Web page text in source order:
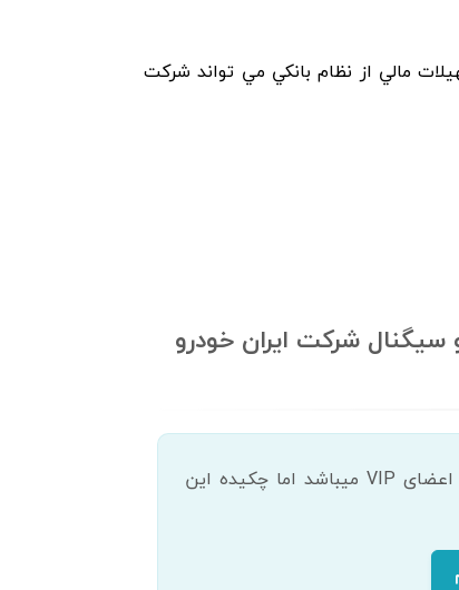
ﻣﺎﻟﻲ از ﻧﻈﺎم ﺑﺎﻧﻜﻲ ﻣﻲ ﺗﻮاﻧﺪ ﺷﺮﻛﺖ
سیگنال شرکت ایران خودرو
دسترسی کامل و به روز به این بخش از تحلیل های 300 سهم معروف بازار، مختص اعضای VIP میباشد اما چکیده این